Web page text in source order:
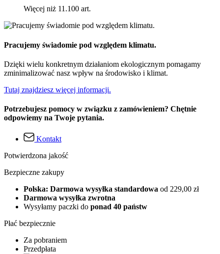
Więcej niż 11.100 art.
Pracujemy świadomie pod względem klimatu.
Dzięki wielu konkretnym działaniom ekologicznym pomagamy
zminimalizować nasz wpływ na środowisko i klimat.
Tutaj znajdziesz więcej informacji.
Potrzebujesz pomocy w związku z zamówieniem? Chętnie
odpowiemy na Twoje pytania.
Kontakt
Potwierdzona jakość
Bezpieczne zakupy
Polska: Darmowa wysyłka standardowa od 229,00 zł
Darmowa wysyłka zwrotna
Wysyłamy paczki do ponad 40 państw
Płać bezpiecznie
Za pobraniem
Przedpłata